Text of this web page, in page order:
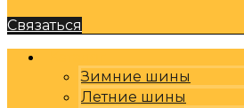
Связаться
Зимние шины
Летние шины